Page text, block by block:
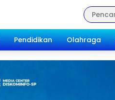
Pendidikan Olahraga